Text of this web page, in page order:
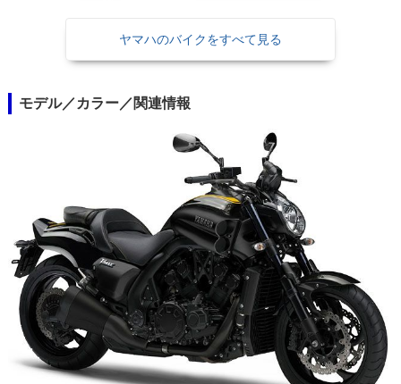
ヤマハのバイクをすべて見る
モデル／カラー／関連情報